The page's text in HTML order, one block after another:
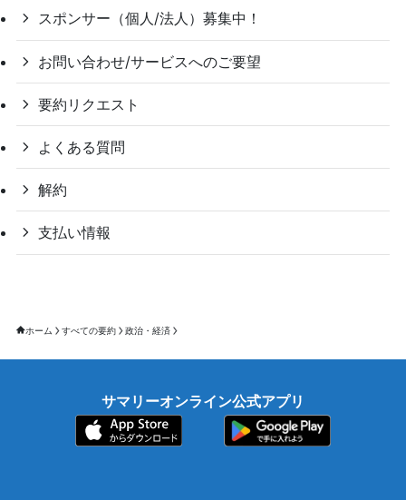
スポンサー（個人/法人）募集中！
お問い合わせ/サービスへのご要望
要約リクエスト
よくある質問
解約
支払い情報
ホーム すべての要約 政治・経済
サマリーオンライン公式アプリ